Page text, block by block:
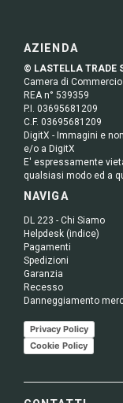
AZIENDA
© LASTELLA TRADE
Camera di
REA n° 539359
P.I. 03695681209
C.F. 03695681209
DigitX - Immagini e
e/o a DigitX
E' espressamente
qualsiasi modo ed a
NAVIGA
DL 223 - Chi Siamo
Helpdesk (indice)
Pagamenti
Spedizioni
Garanzia
Recesso
Danneggiamento
Privacy Policy
Cookie Policy